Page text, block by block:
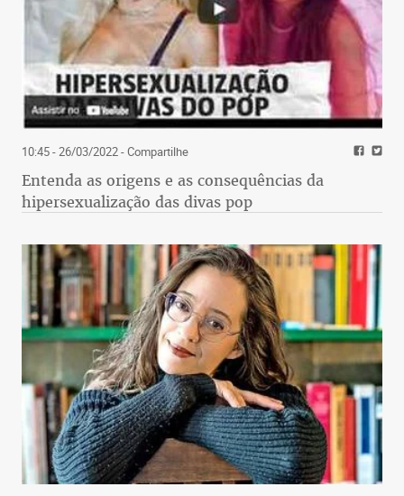
10:45 - 26/03/2022- Compartilhe
Entenda as origens e as consequências da
hipersexualização das divas pop